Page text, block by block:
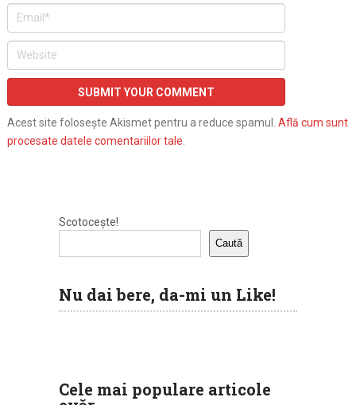
Acest site folosește Akismet pentru a reduce spamul. Află cum sunt
procesate datele comentariilor tale
Scotocește!
Caută
Nu dai bere, da-mi un Like!
Cele mai populare articole